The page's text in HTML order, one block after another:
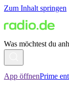
Zum Inhalt springen
Was möchtest du
App öffnenPrime